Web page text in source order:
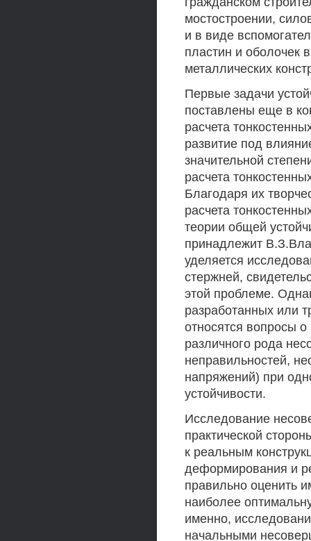
мостостроении,
и в виде
пластин и оболочек
металлических
Первые задачи
поставлены еще в
расчета
развитие под
значительной
расчета
Благодаря их
расчета
теории общей
принадлежит
уделяется
стержней,
этой проблеме.
разработанных или
относятся вопросы
различного рода
неправильностей,
напряжений) при
устойчивости.
Исследование
практической
к реальным
деформирования и
правильно оценить
наиболее
именно,
начальными